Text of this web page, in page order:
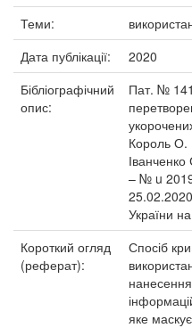
Теми:
Дата публікації:
2020
Бібліографічний
опис:
Пат. №
Король О.
– № u
України
Короткий огляд
(реферат):
Спосіб
яке